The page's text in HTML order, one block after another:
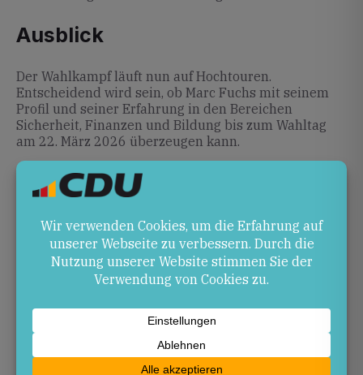
Ausblick
Der Wahlkampf läuft nun auf Hochtouren.
Entscheidend wird sein, ob Marc Fuchs mit seinem
Profil und seiner Erfahrung in den Bereichen
Sicherheit, Finanzen und Bildung bis zum Wahltag
am 22. März 2026 überzeugen kann.
Quellen
Landtagswahl 2026 in Rheinland-Pfalz– marc-
fuchs.de
Marc Fuchs: Klare Schwerpunkte für Rheinland-
– marc-fuchs.de
Landtagswahlkampf 2026: Marc Fuchs setzt
Schwerpunkte– marc-fuchs.de
Kaiserslautern bereitet sich auf
Landtagswahlen vor – pfalz-express.de
CDU Kaiserslautern startet mit Marc Fuchs in
den Landtagswahlkampf 2026